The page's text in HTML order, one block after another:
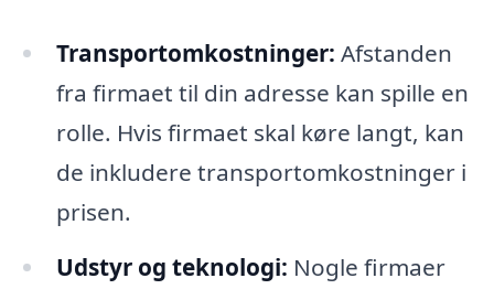
Transportomkostninger: Afstanden
fra firmaet til din adresse kan spille en
rolle. Hvis firmaet skal køre langt, kan
de inkludere transportomkostninger i
prisen.
Udstyr og teknologi: Nogle firmaer